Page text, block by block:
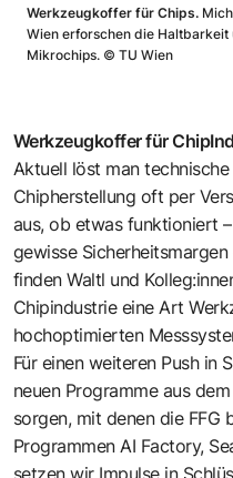
Werkzeugkoffer für Chips.
Wien erforschen die
Mikrochips. © TU Wien
Werkzeugkoffer für
Aktuell löst man
Chipherstellung oft per
aus, ob etwas funktioniert
gewisse
finden Waltl und
Chipindustrie eine Art
hochoptimierten
Für einen weiteren Push in
neuen Programme aus
sorgen, mit denen die FFG
Programmen AI Factory,
setzen wir Impulse in